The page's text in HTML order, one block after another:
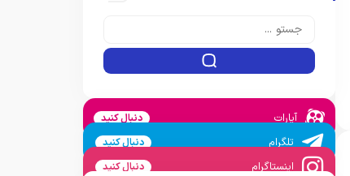
آپارات دنبال کنید
تلگرام دنبال کنید
اینستاگرام دنبال کنید